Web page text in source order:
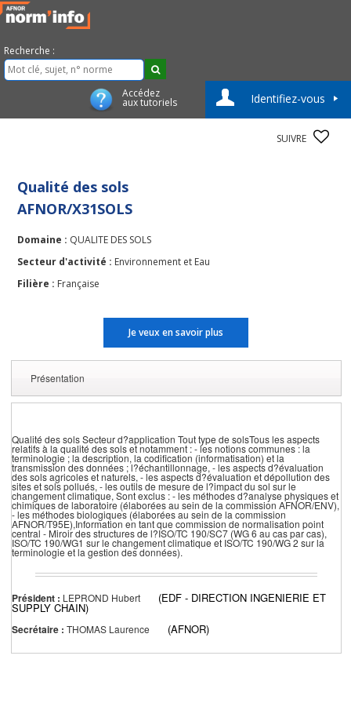
Recherche :
Accédez
aux tutoriels Identifiez-vous
SUIVRE
Qualité des sols
AFNOR/X31SOLS
Domaine : QUALITE DES SOLS
Secteur d'activité : Environnement et Eau
Filière : Française
Je veux en savoir plus
Présentation
Qualité des sols Secteur d?application Tout type de solsTous les aspects
relatifs à la qualité des sols et notamment : - les notions communes : la
terminologie ; la description, la codification (informatisation) et la
transmission des données ; l?échantillonnage, - les aspects d?évaluation
des sols agricoles et naturels, - les aspects d?évaluation et dépollution des
sites et sols pollués, - les outils de mesure de l?impact du sol sur le
changement climatique, Sont exclus : - les méthodes d?analyse physiques et
chimiques de laboratoire (élaborées au sein de la commission AFNOR/ENV),
- les méthodes biologiques (élaborées au sein de la commission
AFNOR/T95E),Information en tant que commission de normalisation point
central - Miroir des structures de l?ISO/TC 190/SC7 (WG 6 au cas par cas),
ISO/TC 190/WG1 sur le changement climatique et ISO/TC 190/WG 2 sur la
terminologie et la gestion des données).
Président : LEPROND Hubert (EDF - DIRECTION INGENIERIE ET
SUPPLY CHAIN)
Secrétaire : THOMAS Laurence (AFNOR)